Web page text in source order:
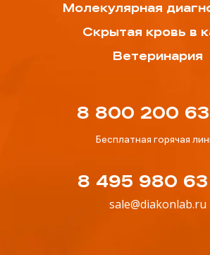
Молекулярная
Скрытая кровь в
Ветеринария
8 800 200
Бесплатная горячая
8 495 980
sale@diakonlab.ru